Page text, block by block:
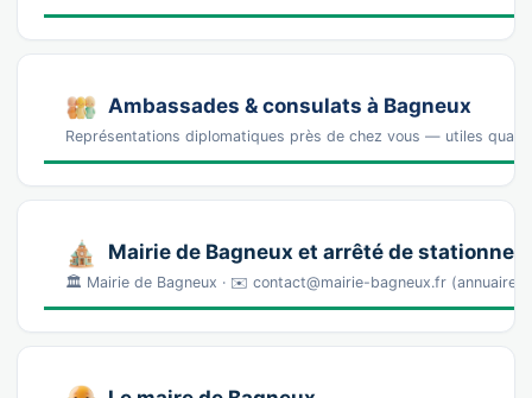
Ambassades & consulats à Bagneux
Représentations diplomatiques près de chez vous — utiles
Mairie de Bagneux et arrêté de
🏛️ Mairie de Bagneux · ✉️ contact@mairie-bagneux.fr (annuaire